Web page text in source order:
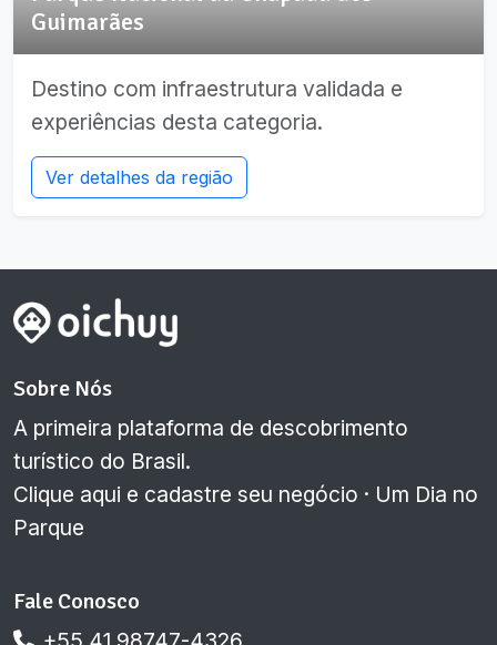
Guimarães
Destino com infraestrutura validada e
experiências desta categoria.
Ver detalhes da região
Sobre Nós
A primeira plataforma de descobrimento
turístico do Brasil.
Clique aqui e cadastre seu negócio · Um Dia no
Parque
Fale Conosco